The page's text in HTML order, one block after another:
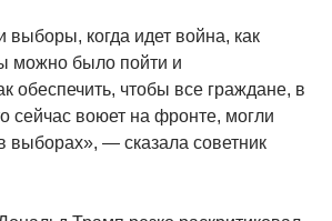
выборы, когда идет война, как
можно было пойти и
обеспечить, чтобы все граждане, в
сейчас воюет на фронте, могли
выборах», — сказала советник